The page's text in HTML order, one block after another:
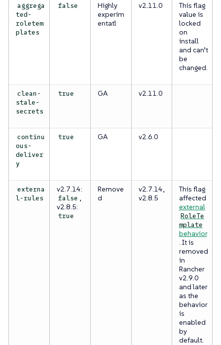
aggrega
ted-
roletem
plates
false
Highly
experim
entatl
v2.11.0
This flag
value is
locked
on
install
and can’t
be
changed.
clean-
stale-
secrets
true GA v2.11.0
continu
ous-
deliver
y
true GA v2.6.0
externa
l-rules
v2.7.14:
false ,
v2.8.5:
true
Remove
d
v2.7.14,
v2.8.5
This flag
affected
external
RoleTe
mplate
behavior
. It is
removed
in
Rancher
v2.9.0
and later
as the
behavior
is
enabled
by
default.